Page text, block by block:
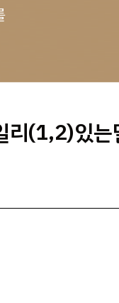
리(1,2)있는